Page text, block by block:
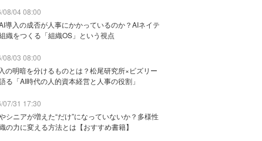
08/04 08:00
導入の成否が人事にかかっているのか？AIネイテ
織をつくる「組織OS」という視点
08/03 08:00
の明暗を分けるものとは？松尾研究所×ビズリー
る「AI時代の人的資本経営と人事の役割」
07/31 17:30
シニアが増えた“だけ”になっていないか？多様性
の力に変える方法とは【おすすめ書籍】